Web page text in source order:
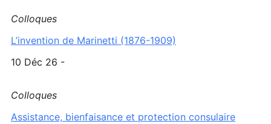
Colloques
L’invention de Marinetti (1876-1909)
10 Déc 26 -
Colloques
Assistance, bienfaisance et protection consulaire